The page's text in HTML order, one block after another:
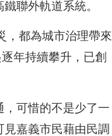
聯外軌道系統。
，都為城市治理帶來
年持續攀升，已創
可惜的不是少了一
嘉義市民藉由民調